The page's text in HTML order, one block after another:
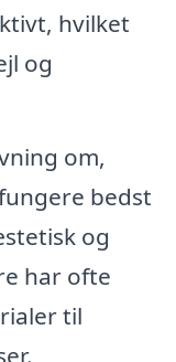
hvilket
og
om,
bedst
og
har ofte
til